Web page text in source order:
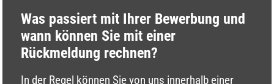
Was passiert mit Ihrer Bewerbung und
wann können Sie mit einer
Rückmeldung rechnen?
In der Regel können Sie von uns innerhalb einer